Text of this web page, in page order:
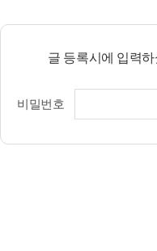
글 등록시에 입력
비밀번호